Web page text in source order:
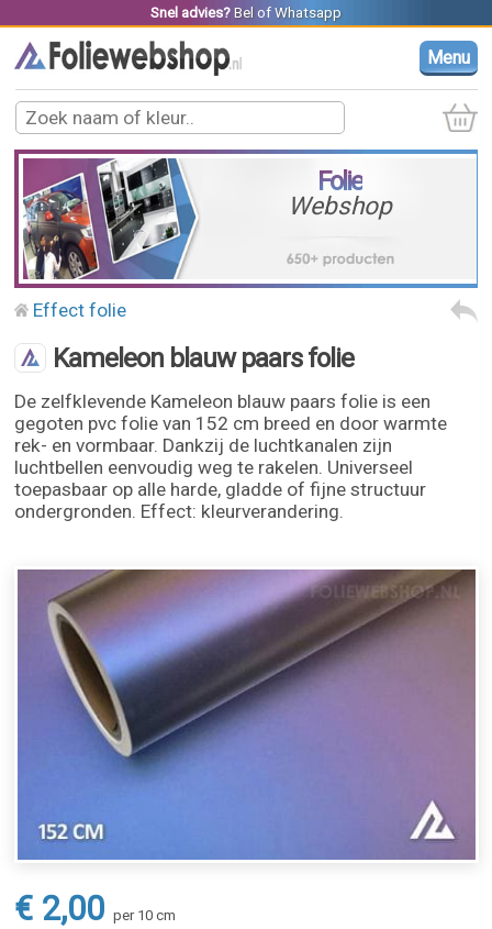
Snel advies? Belof Whatsapp
Menu
Folie
Webshop
Effect folie
Kameleon blauw paars folie
De zelfklevende Kameleon blauw paars folie is een
gegoten pvc folie van 152 cm breed en door warmte
rek- en vormbaar. Dankzij de luchtkanalen zijn
luchtbellen eenvoudig weg te rakelen. Universeel
toepasbaar op alle harde, gladde of fijne structuur
ondergronden. Effect: kleurverandering.
€ 2,00 per 10 cm